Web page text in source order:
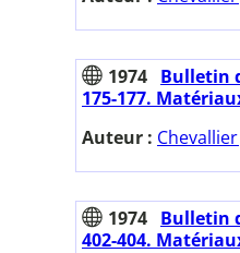
1974 Bulletin
175-177.
Auteur :
1974 Bulletin
402-404.